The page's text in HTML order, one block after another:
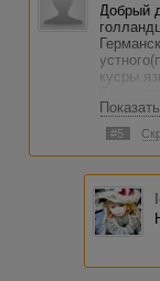
Добрый
кусры
#5